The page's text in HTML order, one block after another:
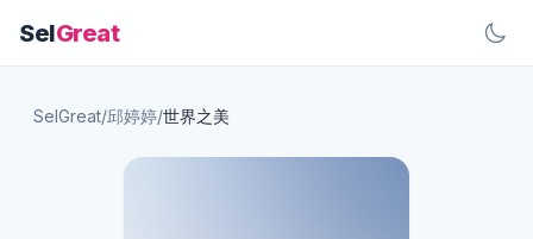
SelGreat
SelGreat/邱婷婷/世界之美